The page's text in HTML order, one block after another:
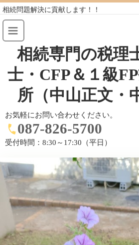
相続問題解決に貢献します！！
相続専門の税理
士・CFP＆１級
所（中山正文・
お気軽にお問い合わせください。
087-826-5700
受付時間： 8:30～17:30（平日）